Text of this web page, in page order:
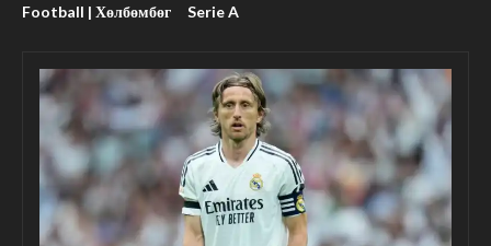
Football | Хөлбөмбөг Serie A